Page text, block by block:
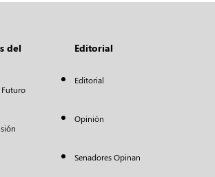
del
Futuro
Editorial
Editorial
Opinión
Senadores Opinan